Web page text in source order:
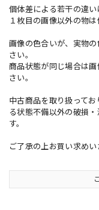
個体差による若干の違い
１枚目の画像以外の物
画像の色合いが、実物
さい。
商品状態が同じ場合は
さい。
中古商品を取り扱って
る状態不備以外の破損
す。
ご了承の上お買い求めい